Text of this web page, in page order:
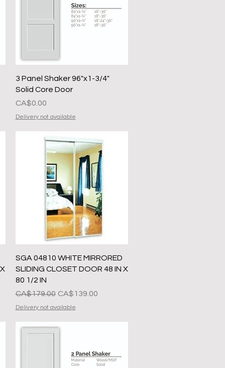
त्वरित दृश्य
3 Panel Shaker 96"x1-3/4"
Solid Core Door
मूल्य
CA$0.00
Delivery not available
त्वरित दृश्य
SGA 04810 WHITE MIRRORED
SLIDING CLOSET DOOR 48 IN X
80 1/2 IN
नियमित मूल्य
CA$179.00 बिक्री मूल्य
CA$139.00
Delivery not available